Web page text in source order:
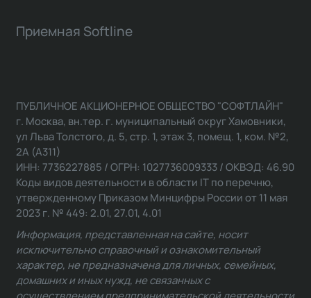
Приемная Softline
ПУБЛИЧНОЕ АКЦИОНЕРНОЕ ОБЩЕСТВО "СОФТЛАЙН"
г. Москва, вн.тер. г. муниципальный округ Хамовники,
ул Льва Толстого, д. 5, стр. 1, этаж 3, помещ. 1, ком. №2,
2А (А311)
ИНН: 7736227885 / ОГРН: 1027736009333 / ОКВЭД: 46.90
Коды видов деятельности в области IT по перечню,
утвержденному Приказом Минцифры России от 11 мая
2023 г. № 449: 2.01, 27.01, 4.01
Информация, представленная на сайте, носит
исключительно справочный и ознакомительный
характер, не предназначена для личных, семейных,
домашних и иных нужд, не связанных с